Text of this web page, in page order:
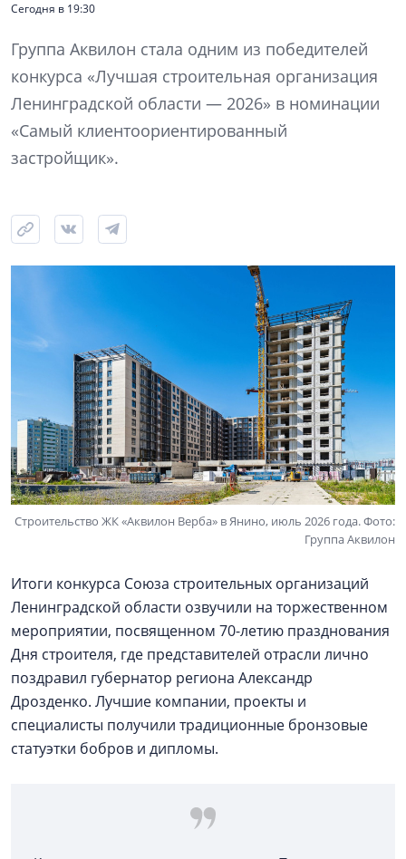
Сегодня в 19:30
Группа Аквилон стала одним из победителей
конкурса «Лучшая строительная организация
Ленинградской области — 2026» в номинации
«Самый клиентоориентированный
застройщик».
Строительство ЖК «Аквилон Верба» в Янино, июль 2026 года. Фото:
Группа Аквилон
Итоги конкурса Союза строительных организаций
Ленинградской области озвучили на торжественном
мероприятии, посвященном 70-летию празднования
Дня строителя, где представителей отрасли лично
поздравил губернатор региона Александр
Дрозденко. Лучшие компании, проекты и
специалисты получили традиционные бронзовые
статуэтки бобров и дипломы.